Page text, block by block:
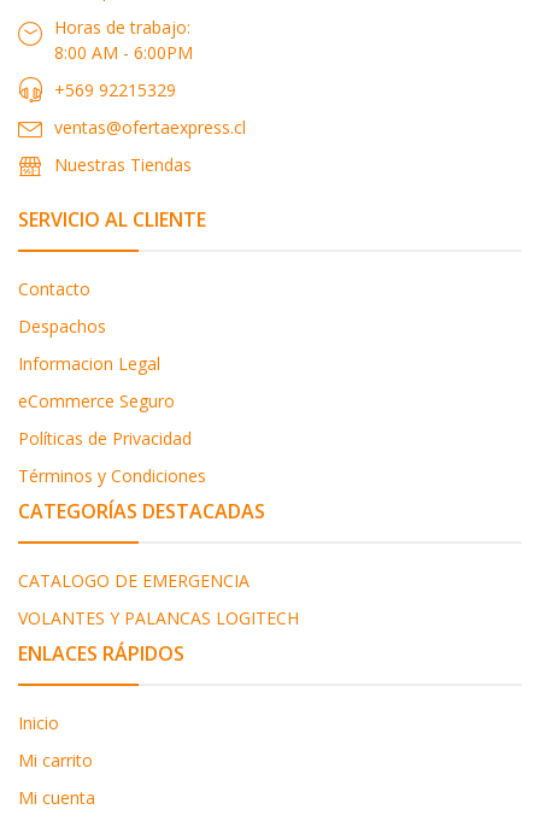
Horas de trabajo:
8:00 AM - 6:00PM
+569 92215329
ventas@ofertaexpress.cl
Nuestras Tiendas
SERVICIO AL CLIENTE
Contacto
Despachos
Informacion Legal
eCommerce Seguro
Políticas de Privacidad
Términos y Condiciones
CATEGORÍAS DESTACADAS
CATALOGO DE EMERGENCIA
VOLANTES Y PALANCAS LOGITECH
ENLACES RÁPIDOS
Inicio
Mi carrito
Mi cuenta